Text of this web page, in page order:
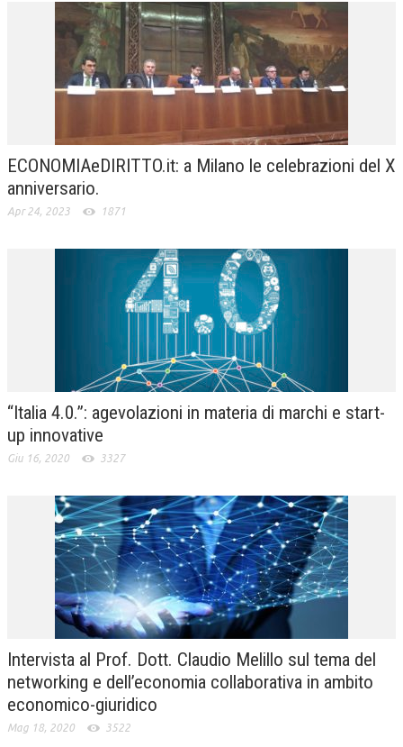
ECONOMIAeDIRITTO.it: a Milano le celebrazioni del X
anniversario.
Apr 24, 2023 1871
“Italia 4.0.”: agevolazioni in materia di marchi e start-
up innovative
Giu 16, 2020 3327
Intervista al Prof. Dott. Claudio Melillo sul tema del
networking e dell’economia collaborativa in ambito
economico-giuridico
Mag 18, 2020 3522